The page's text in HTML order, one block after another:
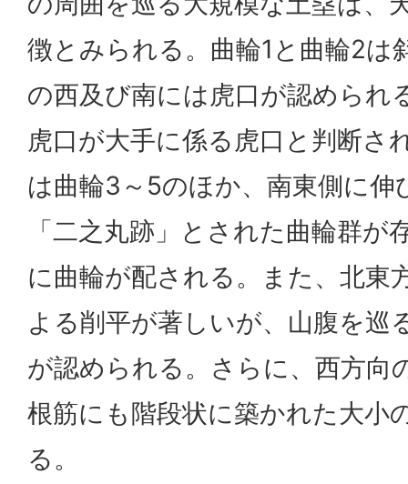
徴とみられる。曲輪1と曲輪2は
の西及び南には虎口が認められ
虎口が大手に係る虎口と判断さ
は曲輪3～5のほか、南東側に伸
「二之丸跡」とされた曲輪群が
に曲輪が配される。また、北東
よる削平が著しいが、山腹を巡
が認められる。さらに、西方向
根筋にも階段状に築かれた大小
る。